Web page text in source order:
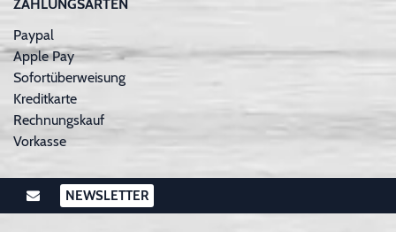
ZAHLUNGSARTEN
Paypal
Apple Pay
Sofortüberweisung
Kreditkarte
Rechnungskauf
Vorkasse
NEWSLETTER